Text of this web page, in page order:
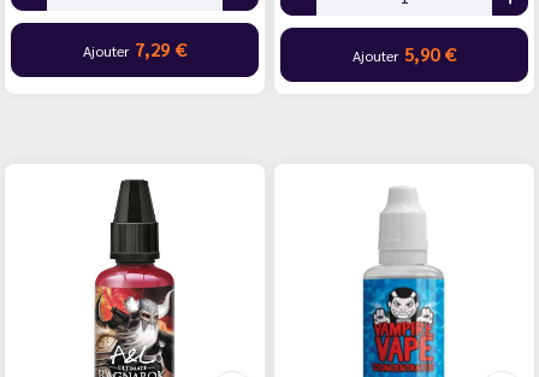
Ajouter 7,29 € Ajouter 5,90 €